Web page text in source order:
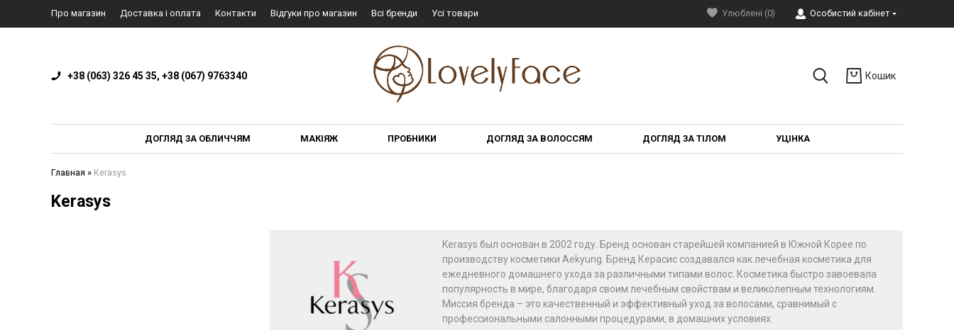
Про магазин Доставка і оплата Контакти Відгуки про магазин Всі бренди Усі товари Улюблені (0) Особистий кабінет
+38 (063) 326 45 35, +38 (067) 9763340 Кошик
ДОГЛЯД ЗА ОБЛИЧЧЯМ МАКІЯЖ ПРОБНИКИ ДОГЛЯД ЗА ВОЛОССЯМ ДОГЛЯД ЗА ТІЛОМ УЦІНКА
Главная » Kerasys
Kerasys
Kerasys был основан в 2002 году. Бренд основан старейшей компанией в Южной Корее по
производству косметики Aekyung. Бренд Керасис создавался как лечебная косметика для
ежедневного домашнего ухода за различными типами волос. Косметика быстро завоевала
популярность в мире, благодаря своим лечебным свойствам и великолепным технологиям.
Миссия бренда – это качественный и эффективный уход за волосами, сравнимый с
профессиональными салонными процедурами, в домашних условиях.